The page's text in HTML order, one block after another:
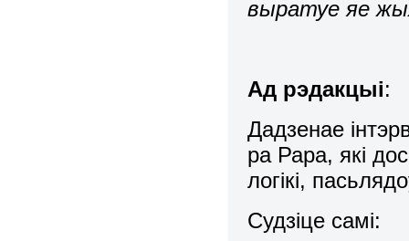
выратуе яе
Ад рэдакцыі:
Дадзенае
ра Рара, які
логікі,
Судзіце самі: